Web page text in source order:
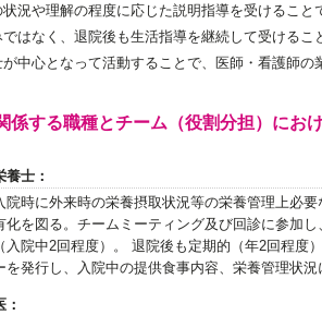
況や理解の程度に応じた説明指導を受けるこ
ではなく、退院後も生活指導を継続して受ける
中心となって活動することで、医師・看護師
係する職種とチーム（役割分担）にお
養士：
院時に外来時の栄養摂取状況等の栄養管理上必
化を図る。チームミーティング及び回診に参加
入院中2回程度）。 退院後も定期的（年2回程度
を発行し、入院中の提供食事内容、栄養管理状
：